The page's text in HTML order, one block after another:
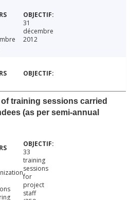
31
décembre
2012
training sessions carried
(as per semi-annual
33
training
sessions
for
project
staff